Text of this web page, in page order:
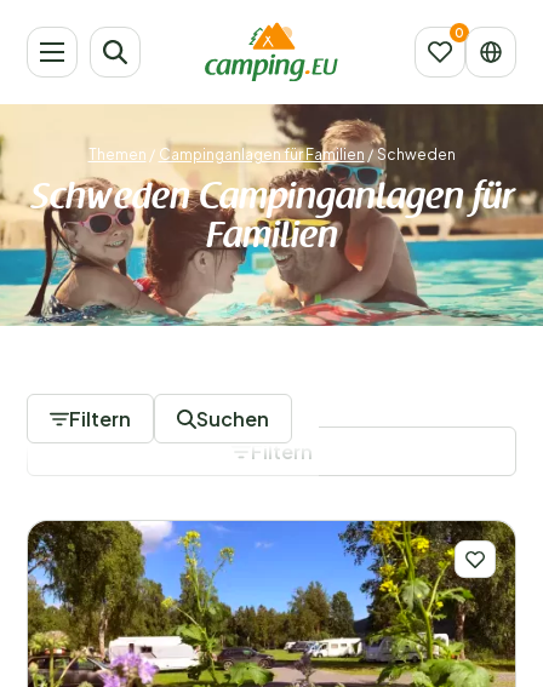
Themen / Campinganlagen für Familien /Schweden
Schweden Campinganlagen für
Familien
Filtern Suchen
Regionen
Filtern